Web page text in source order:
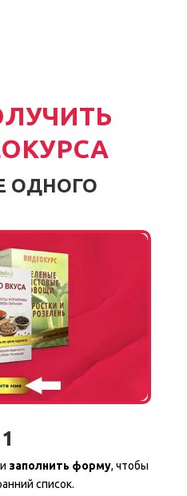
ОДНОГО
1
заполнить форму, чтобы
список.